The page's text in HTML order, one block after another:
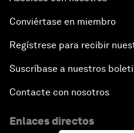
Conviértase en miembro
Regístrese para recibir
Suscríbase a nuestros
Contacte con nosotros
Enlaces directos